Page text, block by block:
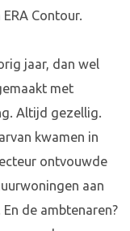
Contour.
jaar, dan wel
met
Altijd gezellig.
kwamen in
ontvouwde
aan
de ambtenaren?